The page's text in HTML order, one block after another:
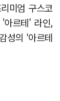
미엄 구스코
'아르테' 라인,
성의 ‘아르테